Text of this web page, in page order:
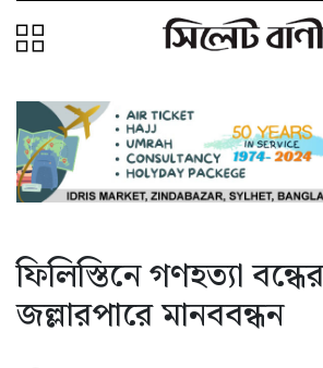
ফিলিস্তিনে গণহত্যা
জল্লারপারে মানববন্ধন